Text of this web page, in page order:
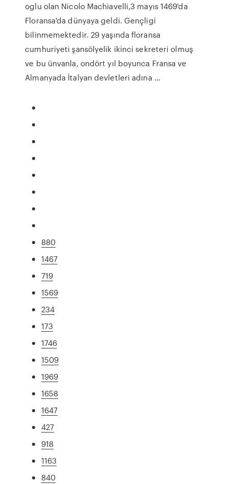
oglu olan Nicolo Machiavelli,3 mayıs 1469'da
Floransa'da dünyaya geldi. Gençligi
bilinmemektedir. 29 yaşında floransa
cumhuriyeti şansölyelik ikinci sekreteri olmuş
ve bu ünvanla, ondört yıl boyunca Fransa ve
Almanyada İtalyan devletleri adına …
880
1467
719
1569
234
173
1746
1509
1969
1658
1647
427
918
1163
840